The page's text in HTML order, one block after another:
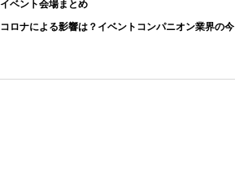
イベント会場まとめ
コロナによる影響は？イベントコンパニオン業界の今